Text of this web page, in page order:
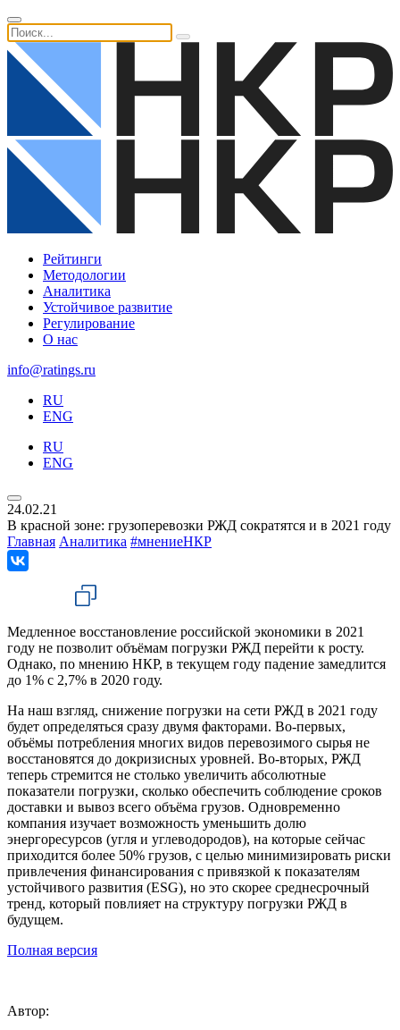
Рейтинги
Методологии
Аналитика
Устойчивое развитие
Регулирование
О нас
info@ratings.ru
RU
ENG
RU
ENG
24.02.21
В красной зоне: грузоперевозки РЖД сократятся и в 2021 году
Главная Аналитика #мнениеНКР
Медленное восстановление российской экономики в 2021
году не позволит объёмам погрузки РЖД перейти к росту.
Однако, по мнению НКР, в текущем году падение замедлится
до 1% с 2,7% в 2020 году.
На наш взгляд, снижение погрузки на сети РЖД в 2021 году
будет определяться сразу двумя факторами. Во-первых,
объёмы потребления многих видов перевозимого сырья не
восстановятся до докризисных уровней. Во-вторых, РЖД
теперь стремится не столько увеличить абсолютные
показатели погрузки, сколько обеспечить соблюдение сроков
доставки и вывоз всего объёма грузов. Одновременно
компания изучает возможность уменьшить долю
энергоресурсов (угля и углеводородов), на которые сейчас
приходится более 50% грузов, с целью минимизировать риски
привлечения финансирования с привязкой к показателям
устойчивого развития (ESG), но это скорее среднесрочный
тренд, который повлияет на структуру погрузки РЖД в
будущем.
Полная версия
Автор: